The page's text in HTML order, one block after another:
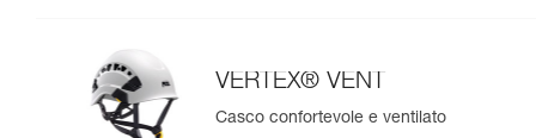
VERTEX® VENT
Casco confortevole e ventilato